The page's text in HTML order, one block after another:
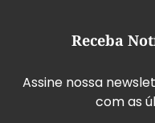
Receba
Assine nossa
com as